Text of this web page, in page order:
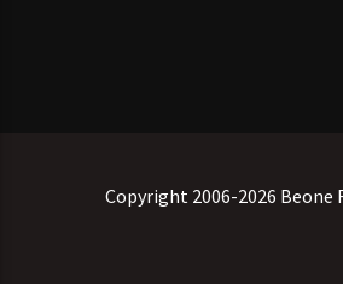
Copyright 2006-2026 Beone